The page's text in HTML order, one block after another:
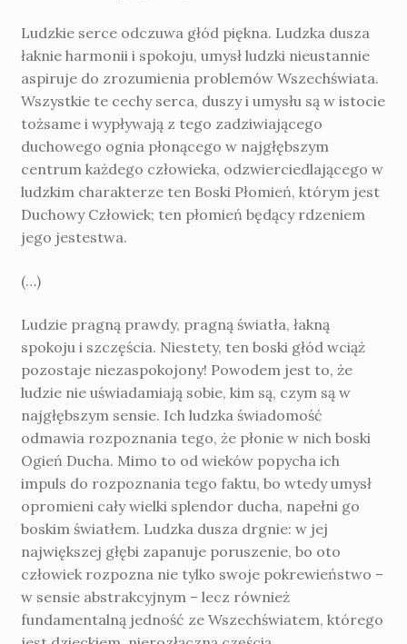
Ludzkie serce odczuwa głód piękna. Ludzka dusza
łaknie harmonii i spokoju, umysł ludzki nieustannie
aspiruje do zrozumienia problemów Wszechświata.
Wszystkie te cechy serca, duszy i umysłu są w istocie
tożsame i wypływają z tego zadziwiającego
duchowego ognia płonącego w najgłębszym
centrum każdego człowieka, odzwierciedlającego w
ludzkim charakterze ten Boski Płomień, którym jest
Duchowy Człowiek; ten płomień będący rdzeniem
jego jestestwa.
(…)
Ludzie pragną prawdy, pragną światła, łakną
spokoju i szczęścia. Niestety, ten boski głód wciąż
pozostaje niezaspokojony! Powodem jest to, że
ludzie nie uświadamiają sobie, kim są, czym są w
najgłębszym sensie. Ich ludzka świadomość
odmawia rozpoznania tego, że płonie w nich boski
Ogień Ducha. Mimo to od wieków popycha ich
impuls do rozpoznania tego faktu, bo wtedy umysł
opromieni cały wielki splendor ducha, napełni go
boskim światłem. Ludzka dusza drgnie: w jej
największej głębi zapanuje poruszenie, bo oto
człowiek rozpozna nie tylko swoje pokrewieństwo –
w sensie abstrakcyjnym – lecz również
fundamentalną jedność ze Wszechświatem, którego